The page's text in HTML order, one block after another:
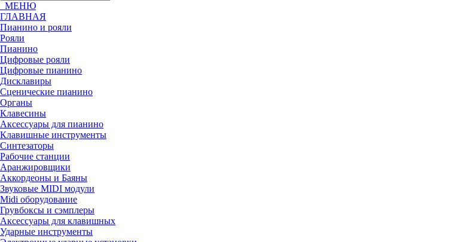
МЕНЮ
ГЛАВНАЯ
Пианино и рояли
Рояли
Пианино
Цифровые рояли
Цифровые пианино
Дисклавиры
Сценические пианино
Органы
Клавесины
Аксессуары для пианино
Клавишные инструменты
Синтезаторы
Рабочие станции
Аранжировщики
Аккордеоны и Баяны
Звуковые MIDI модули
Midi оборудование
Грувбоксы и сэмплеры
Аксессуары для клавишных
Ударные инструменты